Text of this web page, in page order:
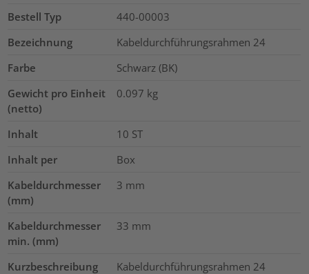
Bestell Typ
440-00003
Bezeichnung
Kabeldurchführungsrahmen 24
Farbe
Schwarz (BK)
Gewicht pro Einheit
(netto)
0.097 kg
Inhalt 10 ST
Inhalt per
Box
Kabeldurchmesser
(mm)
3 mm
Kabeldurchmesser
min. (mm)
33 mm
Kurzbeschreibung
Kabeldurchführungsrahmen 24